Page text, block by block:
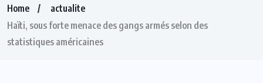
Home
actualite
Haïti, sous forte menace des gangs armés selon des
statistiques américaines